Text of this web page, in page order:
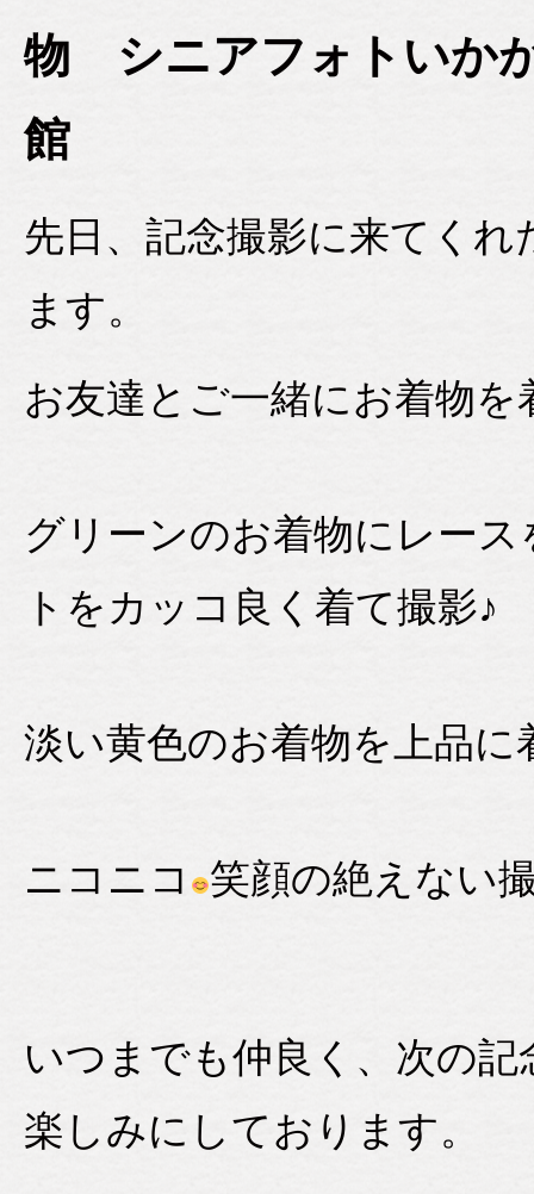
物 シニアフォトいか
館
先日、記念撮影に来てく
ます。
お友達とご一緒にお着物
グリーンのお着物にレー
トをカッコ良く着て撮影♪
淡い黄色のお着物を上品
ニコニコ 笑顔の絶えない
いつまでも仲良く、次の
楽しみにしております。